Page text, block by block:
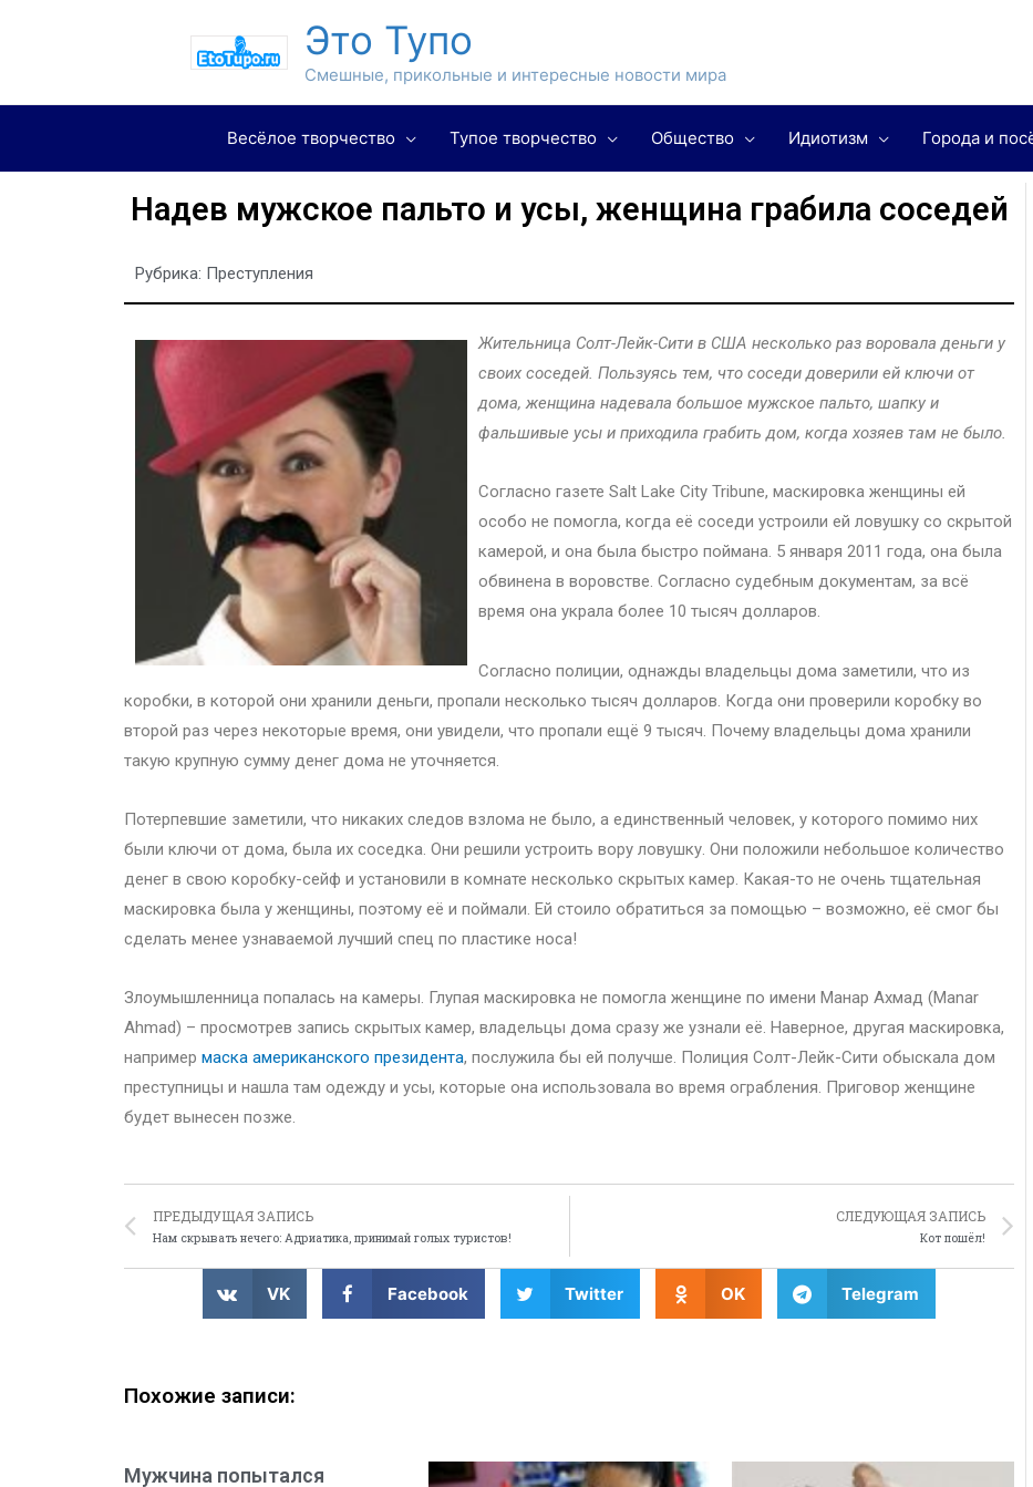
Это Тупо
Смешные, прикольные и интересные новости мира
Весёлое творчество Тупое творчество Общество Идиотизм Города и
Надев мужское пальто и усы, женщина грабила соседей
Рубрика: Преступления
Жительница Солт-Лейк-Сити в США несколько раз воровала деньги у
своих соседей. Пользуясь тем, что соседи доверили ей ключи от
дома, женщина надевала большое мужское пальто, шапку и
фальшивые усы и приходила грабить дом, когда хозяев там не было.
Согласно газете Salt Lake City Tribune, маскировка женщины ей
особо не помогла, когда её соседи устроили ей ловушку со скрытой
камерой, и она была быстро поймана. 5 января 2011 года, она была
обвинена в воровстве. Согласно судебным документам, за всё
время она украла более 10 тысяч долларов.
Согласно полиции, однажды владельцы дома заметили, что из
коробки, в которой они хранили деньги, пропали несколько тысяч долларов. Когда они проверили коробку во
второй раз через некоторые время, они увидели, что пропали ещё 9 тысяч. Почему владельцы дома хранили
такую крупную сумму денег дома не уточняется.
Потерпевшие заметили, что никаких следов взлома не было, а единственный человек, у которого помимо них
были ключи от дома, была их соседка. Они решили устроить вору ловушку. Они положили небольшое количество
денег в свою коробку-сейф и установили в комнате несколько скрытых камер. Какая-то не очень тщательная
маскировка была у женщины, поэтому её и поймали. Ей стоило обратиться за помощью – возможно, её смог бы
сделать менее узнаваемой лучший спец по пластике носа!
Злоумышленница попалась на камеры. Глупая маскировка не помогла женщине по имени Манар Ахмад (Manar
Ahmad) – просмотрев запись скрытых камер, владельцы дома сразу же узнали её. Наверное, другая маскировка,
например маска американского президента, послужила бы ей получше. Полиция Солт-Лейк-Сити обыскала дом
преступницы и нашла там одежду и усы, которые она использовала во время ограбления. Приговор женщине
будет вынесен позже.
ПРЕДЫДУЩАЯ ЗАПИСЬ
Нам скрывать нечего: Адриатика, принимай голых туристов!
СЛЕДУЮЩАЯ ЗАПИСЬ
Кот пошёл!
VK Facebook Twitter OK Telegram
Похожие записи:
Мужчина попытался